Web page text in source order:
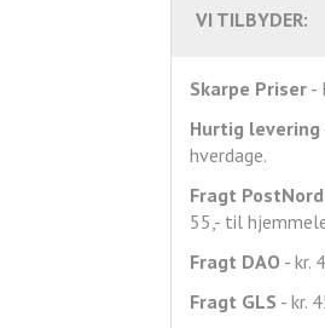
VI TILBYDER:
Skarpe Priser-
Hurtig levering
hverdage.
Fragt PostNord
55,- til
Fragt DAO - kr.
Fragt GLS - kr.